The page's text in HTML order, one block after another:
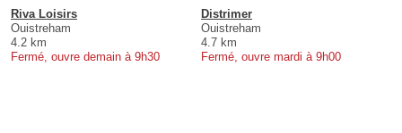
Riva Loisirs
Ouistreham
4.2 km
Fermé, ouvre demain à 9h30
Distrimer
Ouistreham
4.7 km
Fermé, ouvre mardi à 9h00